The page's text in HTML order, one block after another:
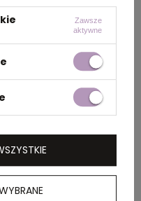
x 38 cm
Zawsze
aktywne